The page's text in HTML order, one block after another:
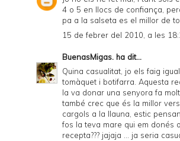
4 o 5 en llocs de confiança,
pa a la salseta es el millor de
15 de febrer del 2010, a les
BuenasMigas. ha dit...
Quina casualitat, jo els faig
tomàquet i botifarra. Aquesta
la va donar una senyora fa
també crec que és la millor
cargols a la llauna, estic
fos la teva mare qui em donés
recepta??? jajaja ... ja seria